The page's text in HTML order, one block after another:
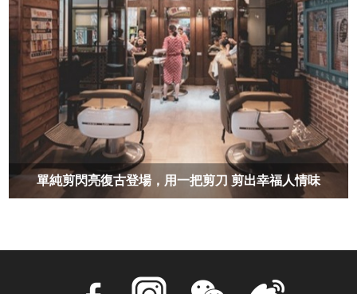
單純剪閃亮復古登場，用一把剪刀 剪出幸福人情味